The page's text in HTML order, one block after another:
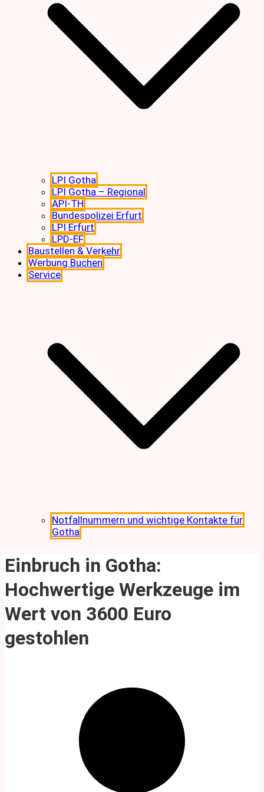
LPI Gotha
LPI Gotha – Regional
API-TH
Bundespolizei Erfurt
LPI Erfurt
LPD-EF
Baustellen & Verkehr
Werbung Buchen
Service
Notfallnummern und wichtige Kontakte für
Gotha
Einbruch in Gotha:
Hochwertige Werkzeuge im
Wert von 3600 Euro
gestohlen